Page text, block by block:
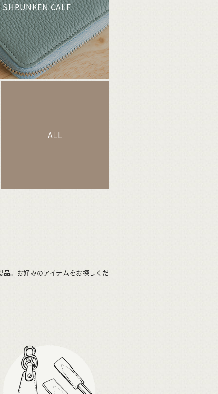
SHRUNKEN CALF
ALL
。お好みのアイテムをお探しくだ